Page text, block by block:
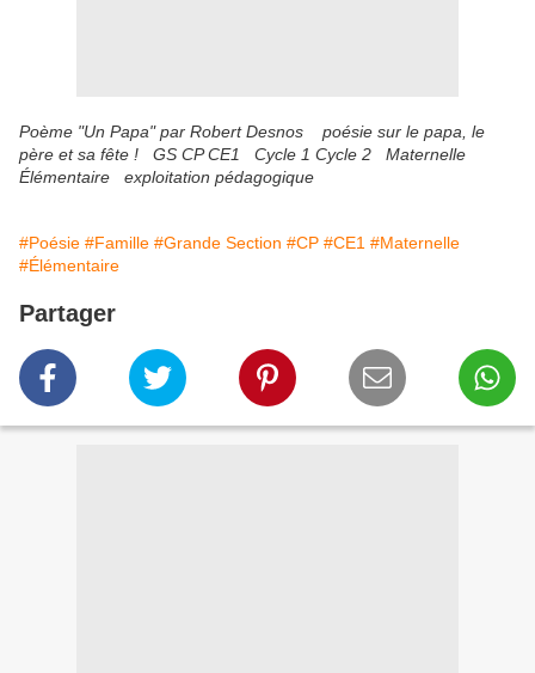
Poème "Un Papa" par Robert Desnos poésie sur le papa, le
père et sa fête ! GS CP CE1 Cycle 1 Cycle 2 Maternelle
Élémentaire exploitation pédagogique
#Poésie #Famille #Grande Section #CP #CE1 #Maternelle
#Élémentaire
Partager